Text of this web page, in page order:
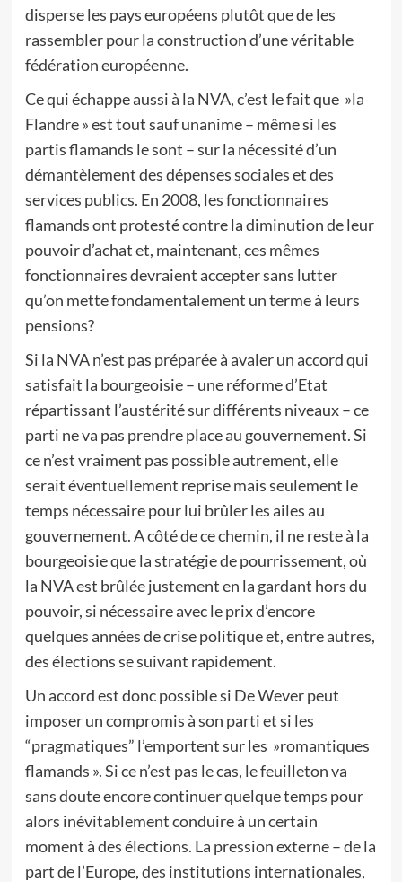
disperse les pays européens plutôt que de les
rassembler pour la construction d’une véritable
fédération européenne.
Ce qui échappe aussi à la NVA, c’est le fait que »la
Flandre » est tout sauf unanime – même si les
partis flamands le sont – sur la nécessité d’un
démantèlement des dépenses sociales et des
services publics. En 2008, les fonctionnaires
flamands ont protesté contre la diminution de leur
pouvoir d’achat et, maintenant, ces mêmes
fonctionnaires devraient accepter sans lutter
qu’on mette fondamentalement un terme à leurs
pensions?
Si la NVA n’est pas préparée à avaler un accord qui
satisfait la bourgeoisie – une réforme d’Etat
répartissant l’austérité sur différents niveaux – ce
parti ne va pas prendre place au gouvernement. Si
ce n’est vraiment pas possible autrement, elle
serait éventuellement reprise mais seulement le
temps nécessaire pour lui brûler les ailes au
gouvernement. A côté de ce chemin, il ne reste à la
bourgeoisie que la stratégie de pourrissement, où
la NVA est brûlée justement en la gardant hors du
pouvoir, si nécessaire avec le prix d’encore
quelques années de crise politique et, entre autres,
des élections se suivant rapidement.
Un accord est donc possible si De Wever peut
imposer un compromis à son parti et si les
“pragmatiques” l’emportent sur les »romantiques
flamands ». Si ce n’est pas le cas, le feuilleton va
sans doute encore continuer quelque temps pour
alors inévitablement conduire à un certain
moment à des élections. La pression externe – de la
part de l’Europe, des institutions internationales,